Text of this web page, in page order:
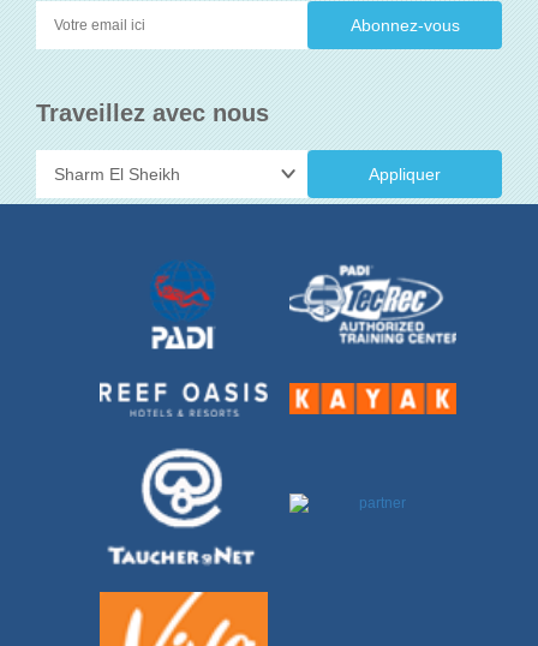
Traveillez avec nous
Appliquer